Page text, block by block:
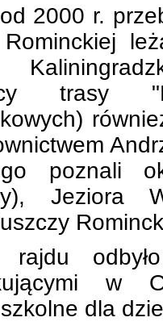
2000 r.
trasy
poznali
Jeziora
rajdu
w
dla